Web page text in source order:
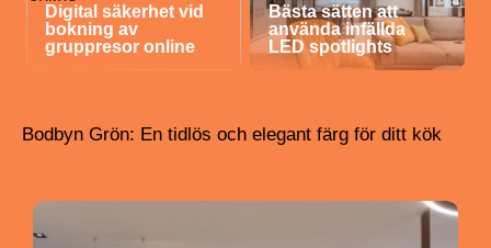
Digital säkerhet vid
bokning av
gruppresor online
Bästa sätten att
använda infällda
LED spotlights
Bodbyn Grön: En tidlös och elegant färg för ditt kök